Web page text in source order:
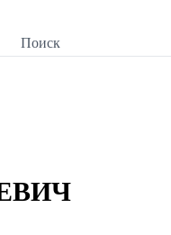
Поиск